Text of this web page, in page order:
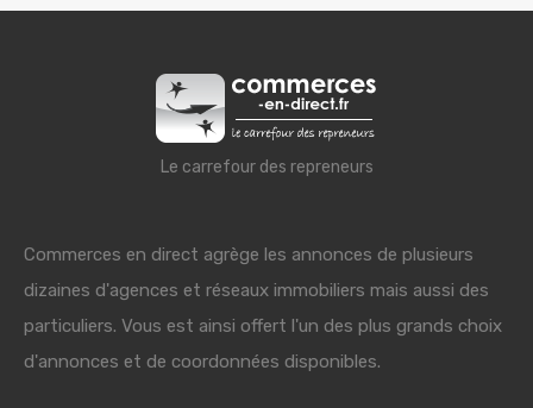
Le carrefour des repreneurs
Commerces en direct agrège les annonces de plusieurs
dizaines d'agences et réseaux immobiliers mais aussi des
particuliers. Vous est ainsi offert l'un des plus grands choix
d'annonces et de coordonnées disponibles.